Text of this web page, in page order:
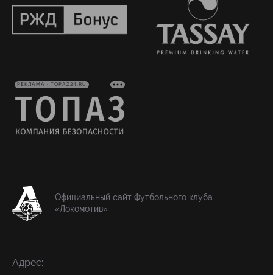
РЕКЛАМА • TOPAZ24.RU
Официальный сайт Футбольного клуба
«Локомотив»
Адрес: